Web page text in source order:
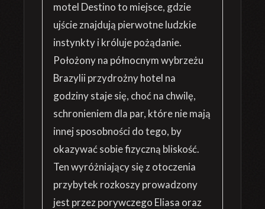
motel Destino to miejsce, gdzie
ujście znajdują pierwotne ludzkie
instynkty i króluje pożądanie.
Położony na północnym wybrzeżu
Brazylii przydrożny hotel na
godziny staje się, choć na chwilę,
schronieniem dla par, które nie mają
innej sposobności do tego, by
okazywać sobie fizyczną bliskość.
Ten wyróżniający się z otoczenia
przybytek rozkoszy prowadzony
jest przez porywczego Eliasa oraz